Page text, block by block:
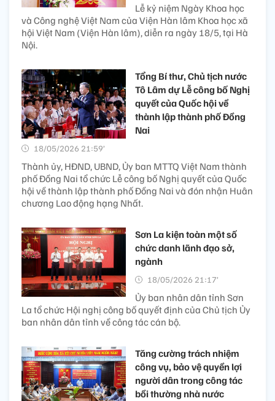
Lễ kỷ niệm Ngày Khoa học
và Công nghệ Việt Nam của Viện Hàn lâm Khoa học xã
hội Việt Nam (Viện Hàn lâm), diễn ra ngày 18/5, tại Hà
Nội.
Tổng Bí thư, Chủ tịch nước
Tô Lâm dự Lễ công bố Nghị
quyết của Quốc hội về
thành lập thành phố Đồng
Nai
18/05/2026 21:59’
Thành ủy, HĐND, UBND, Ủy ban MTTQ Việt Nam thành
phố Đồng Nai tổ chức Lễ công bố Nghị quyết của Quốc
hội về thành lập thành phố Đồng Nai và đón nhận Huân
chương Lao động hạng Nhất.
Sơn La kiện toàn một số
chức danh lãnh đạo sở,
ngành
18/05/2026 21:17’
Ủy ban nhân dân tỉnh Sơn
La tổ chức Hội nghị công bố quyết định của Chủ tịch Ủy
ban nhân dân tỉnh về công tác cán bộ.
Tăng cường trách nhiệm
công vụ, bảo vệ quyền lợi
người dân trong công tác
bồi thường nhà nước